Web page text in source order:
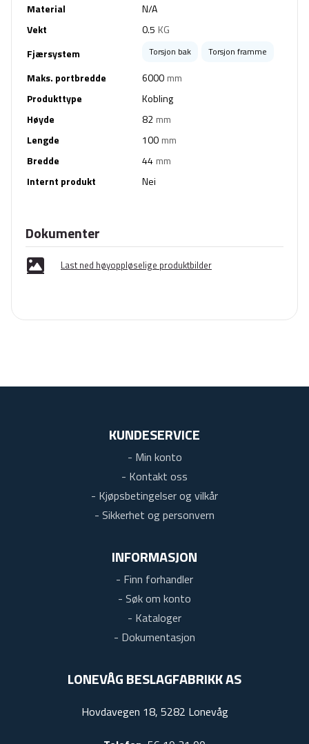
Material
N/A
Vekt
0.5 KG
Fjærsystem
Torsjon bak Torsjon framme
Maks. portbredde 6000 mm
Produkttype
Kobling
Høyde
82 mm
Lengde
100 mm
Bredde
44 mm
Internt produkt
Nei
Dokumenter
Last ned høyoppløselige produktbilder
KUNDESERVICE
- Min konto
- Kontakt oss
- Kjøpsbetingelser og vilkår
- Sikkerhet og personvern
INFORMASJON
- Finn forhandler
- Søk om konto
- Kataloger
- Dokumentasjon
LONEVÅG BESLAGFABRIKK AS
Hovdavegen 18, 5282 Lonevåg